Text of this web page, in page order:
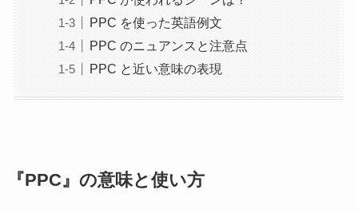
PPC を使った英語例文
PPC のニュアンスと注意点
PPC と近い意味の表現
『PPC』の意味と使い方